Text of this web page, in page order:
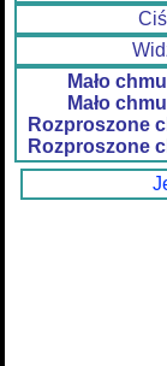
Mało
Mało
Rozproszone
Rozproszone